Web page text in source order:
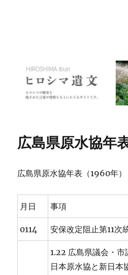
広島県原水協年
広島県原水協年表（1960年）
月日 事項
0114 安保改定阻止第11次
1.22 広島県議会・市
日本原水協と新日本